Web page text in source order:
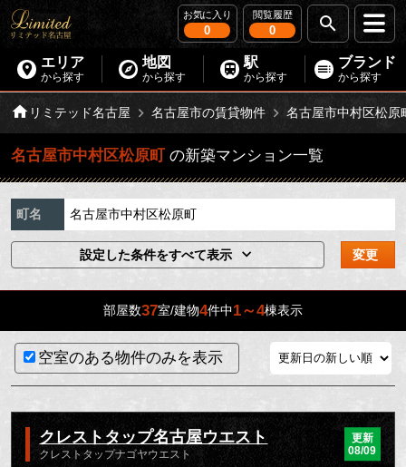
お気に入り
0
閲覧履歴
0
エリア
から探す
地図
から探す
駅
から探す
ブランド
から探す
リミテッド名古屋 名古屋市の賃貸物件 名古屋市中村区松原
名古屋市中村区松原町 の新築マンション一覧
町名 名古屋市中村区松原町
設定した条件をすべて表示 変更
部屋数37室/建物4件中1～4棟表示
空室のある物件のみを表示
クレストタップ名古屋ウエスト
クレストタップナゴヤウエスト
更新
08/09